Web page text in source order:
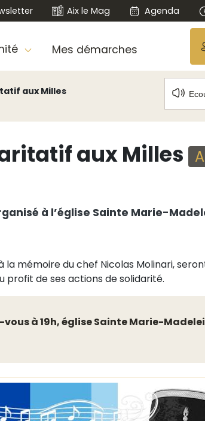
Aix le Mag Agenda
Mes démarches
aux Milles
aux Milles
à l’église Sainte Marie-
mémoire du chef Nicolas Molinari,
profit de ses actions de solidarité.
à 19h, église Sainte Marie-